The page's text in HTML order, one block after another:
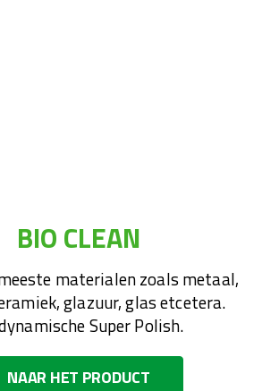
BIO CLEAN
materialen zoals metaal,
glazuur, glas etcetera.
Super Polish.
NAAR HET PRODUCT